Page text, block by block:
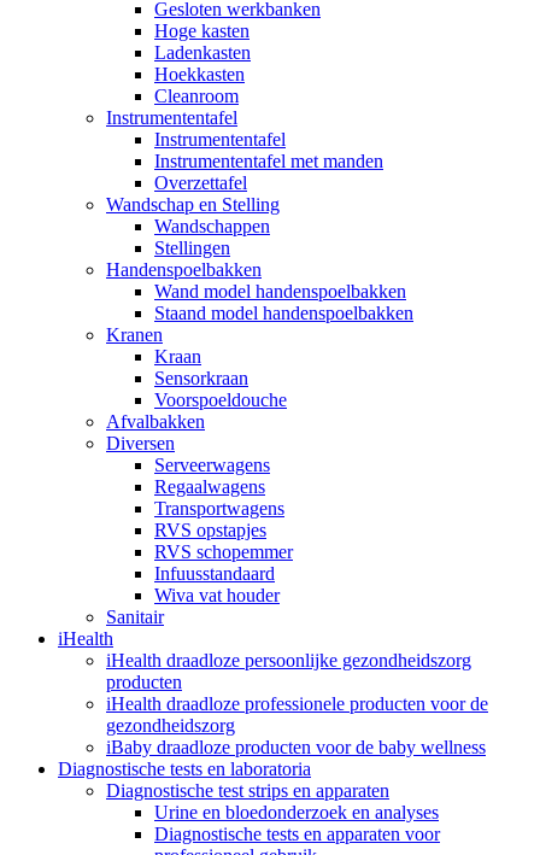
Gesloten werkbanken
Hoge kasten
Ladenkasten
Hoekkasten
Cleanroom
Instrumententafel
Instrumententafel
Instrumententafel met manden
Overzettafel
Wandschap en Stelling
Wandschappen
Stellingen
Handenspoelbakken
Wand model handenspoelbakken
Staand model handenspoelbakken
Kranen
Kraan
Sensorkraan
Voorspoeldouche
Afvalbakken
Diversen
Serveerwagens
Regaalwagens
Transportwagens
RVS opstapjes
RVS schopemmer
Infuusstandaard
Wiva vat houder
Sanitair
iHealth
iHealth draadloze persoonlijke gezondheidszorg
producten
iHealth draadloze professionele producten voor de
gezondheidszorg
iBaby draadloze producten voor de baby wellness
Diagnostische tests en laboratoria
Diagnostische test strips en apparaten
Urine en bloedonderzoek en analyses
Diagnostische tests en apparaten voor